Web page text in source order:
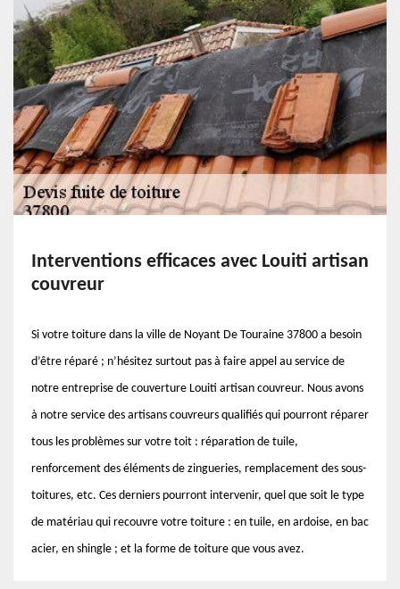
Interventions efficaces avec Louiti artisan
couvreur
Si votre toiture dans la ville de Noyant De Touraine 37800 a besoin
d’être réparé ; n’hésitez surtout pas à faire appel au service de
notre entreprise de couverture Louiti artisan couvreur. Nous avons
à notre service des artisans couvreurs qualifiés qui pourront réparer
tous les problèmes sur votre toit : réparation de tuile,
renforcement des éléments de zingueries, remplacement des sous-
toitures, etc. Ces derniers pourront intervenir, quel que soit le type
de matériau qui recouvre votre toiture : en tuile, en ardoise, en bac
acier, en shingle ; et la forme de toiture que vous avez.